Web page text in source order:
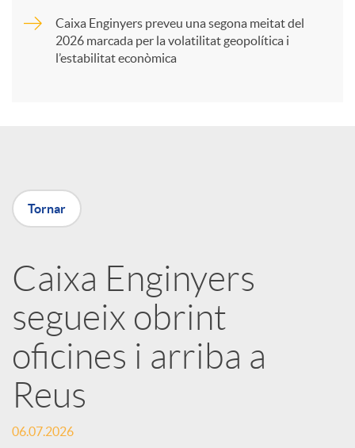
t
X
a
r
x
e
Caixa Enginyers preveu una segona meitat del
2026 marcada per la volatilitat geopolítica i
l’estabilitat econòmica
Tornar
Caixa Enginyers
segueix obrint
oficines i arriba a
Reus
06.07.2026